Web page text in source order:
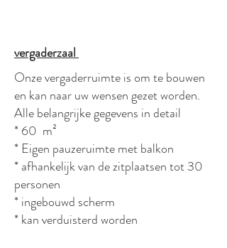
vergaderzaal
Onze vergaderruimte is om te bouwen
en kan naar uw wensen gezet worden.
Alle belangrijke gegevens in detail
* 60 m²
* Eigen pauzeruimte met balkon
* afhankelijk van de zitplaatsen tot 30
personen
* ingebouwd scherm
* kan verduisterd worden